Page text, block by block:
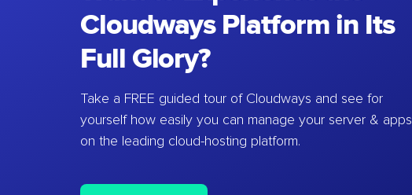
Cloudways Platform in Its
Full Glory?
Take a FREE guided tour of Cloudways and see for
yourself how easily you can manage your server & apps
on the leading cloud-hosting platform.